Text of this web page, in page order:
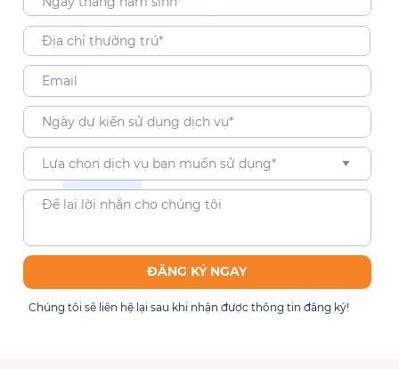
ĐĂNG KÝ NGAY
Chúng tôi sẽ liên hệ lại sau khi nhận được thông tin đăng ký!